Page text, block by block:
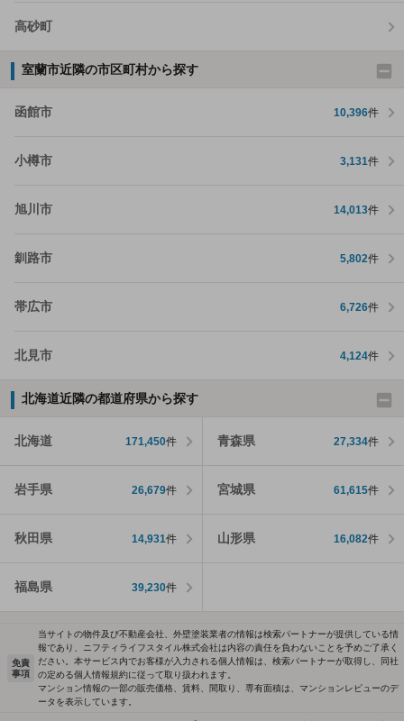
高砂町
室蘭市近隣の市区町村から探す
函館市 10,396件
小樽市 3,131件
旭川市 14,013件
釧路市 5,802件
帯広市 6,726件
北見市 4,124件
北海道近隣の都道府県から探す
北海道 171,450件 青森県 27,334件
岩手県 26,679件 宮城県 61,615件
秋田県 14,931件 山形県 16,082件
福島県 39,230件
免責
事項
当サイトの物件及び不動産会社、外壁塗装業者の情報は検索パートナーが提供している情
報であり、ニフティライフスタイル株式会社は内容の責任を負わないことを予めご了承く
ださい。本サービス内でお客様が入力される個人情報は、検索パートナーが取得し、同社
の定める個人情報規約に従って取り扱われます。
マンション情報の一部の販売価格、賃料、間取り、専有面積は、マンションレビューのデ
ータを表示しています。